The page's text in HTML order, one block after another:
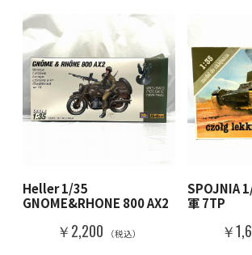
Heller 1/35
GNOME&RHONE 800 AX2
￥2,200 （税込）
SPOJNIA
軍 7TP
￥